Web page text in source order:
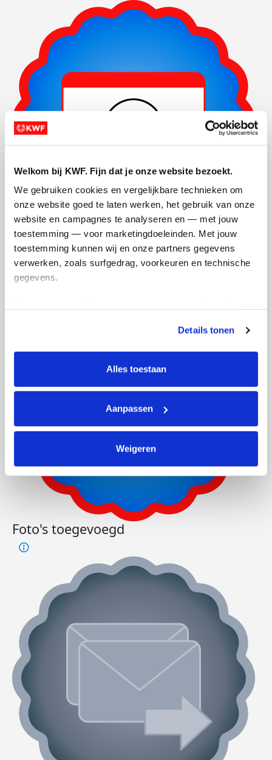
Welkom bij KWF. Fijn dat je onze website bezoekt.
We gebruiken cookies en vergelijkbare technieken om
onze website goed te laten werken, het gebruik van onze
website en campagnes te analyseren en — met jouw
toestemming — voor marketingdoeleinden. Met jouw
toestemming kunnen wij en onze partners gegevens
verwerken, zoals surfgedrag, voorkeuren en technische
gegevens.
tonen. Je kunt je toestemming op elk moment wijzigen of
intrekken via Cookie instellingen onderaan de pagina. De
lijst met cookies is te vinden in het tabblad “details”.
Details tonen
Alles toestaan
Aanpassen
Weigeren
Actiepagina gemaakt
Foto's toegevoegd